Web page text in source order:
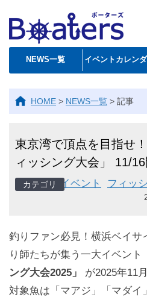
NEWS一覧 イベントカレン
HOME > NEWS一覧 > 記事
東京湾で頂点を目指せ
ィッシング大会」 11/
イベント フィッ
釣りファン必見！横浜ベイサ
り師たちが集う一大イベント
ング大会2025」
が2025年11
対象魚は「マアジ」「マダイ